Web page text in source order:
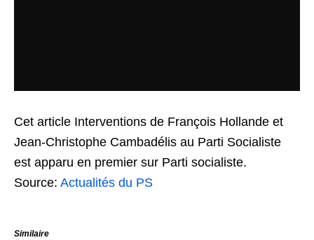
Cet article Interventions de François Hollande et
Jean-Christophe Cambadélis au Parti Socialiste
est apparu en premier sur Parti socialiste.
Source: Actualités du PS
Similaire